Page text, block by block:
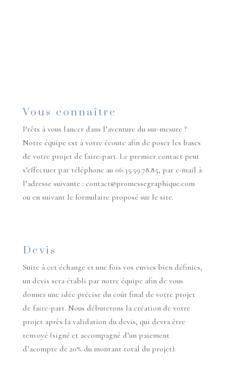
Vous connaître
Prêts à vous lancer dans l’aventure du sur-mesure ?
Notre équipe est à votre écoute afin de poser les bases
de votre projet de faire-part. Le premier contact peut
s’effectuer par téléphone au 06.35.59.78.85, par e-mail à
l’adresse suivante : contact@promessegraphique.com
ou en suivant le formulaire proposé sur le site.
Devis
Suite à cet échange et une fois vos envies bien définies,
un devis sera établi par notre équipe afin de vous
donner une idée précise du coût final de votre projet
de faire-part. Nous débuterons la création de votre
projet après la validation du devis, qui devra être
renvoyé (signé et accompagné d’un paiement
d’acompte de 20% du montant total du projet).